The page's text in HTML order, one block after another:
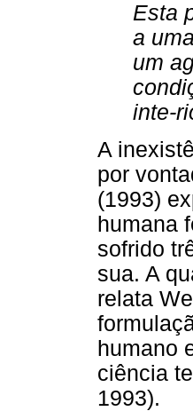
Esta
a
um
inte-
A
por
(1993)
humana
sofrido
sua. A
relata
humano
ciência
1993).